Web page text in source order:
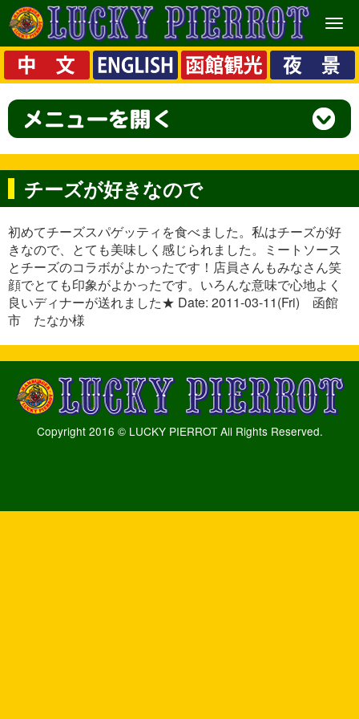
メ
ニ
ュ
ー
チーズが好きなので
初めてチーズスパゲッティを食べました。私はチーズが好
きなので、とても美味しく感じられました。ミートソース
とチーズのコラボがよかったです！店員さんもみなさん笑
顔でとても印象がよかったです。いろんな意味で心地よく
良いディナーが送れました★ Date: 2011-03-11(Fri) 函館
市 たなか様
Copyright 2016 © LUCKY PIERROT All Rights Reserved.